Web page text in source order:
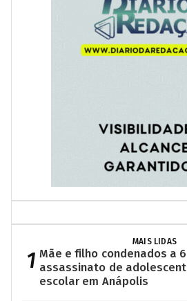
MAIS LIDAS
1 Mãe e filho condenados a
assassinato de
escolar em Anápolis